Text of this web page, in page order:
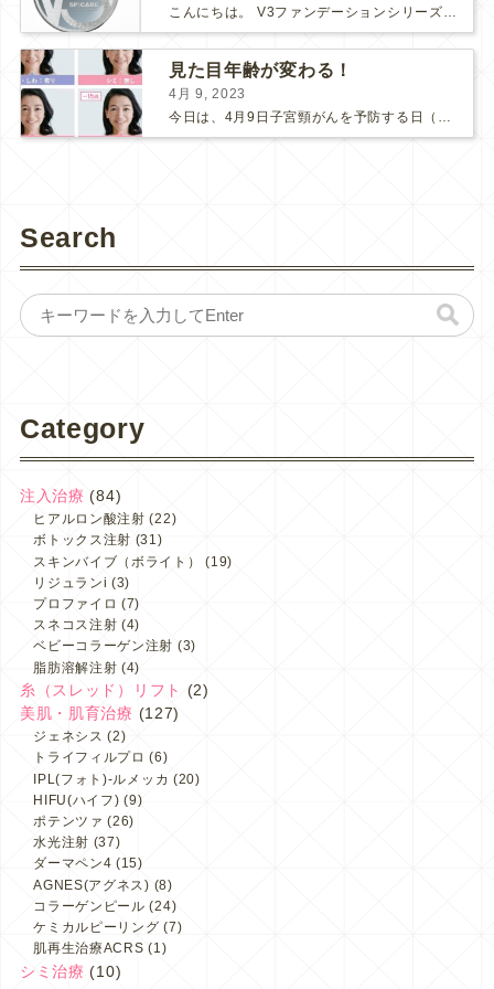
こんにちは。 V3ファンデーションシリーズより新たなシリーズが入荷しました！ 【V3ブリリアントファンデーション】です♪ V3シリーズの推しポイント まずは、「エキサイティング」「シャイニング...
見た目年齢が変わる！
4月 9, 2023
Search
Category
注入治療 (84)
ヒアルロン酸注射 (22)
ボトックス注射 (31)
スキンバイブ（ボライト）
(19)
リジュランi (3)
プロファイロ (7)
スネコス注射 (4)
ベビーコラーゲン注射 (3)
脂肪溶解注射 (4)
糸（スレッド）リフト
(2)
美肌・肌育治療 (127)
ジェネシス (2)
トライフィルプロ (6)
IPL(フォト)-ルメッカ (20)
HIFU(ハイフ) (9)
ポテンツァ (26)
水光注射 (37)
ダーマペン4 (15)
AGNES(アグネス) (8)
コラーゲンピール (24)
ケミカルピーリング (7)
肌再生治療ACRS (1)
シミ治療 (10)